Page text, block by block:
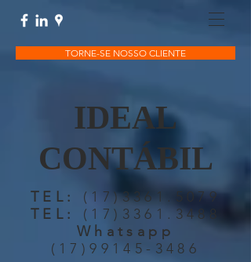
TORNE-SE NOSSO CLIENTE
IDEAL
CONTÁBIL
TEL:
(17)3361.5079
TEL:
(17)3361.3488
Whatsapp
(17)99145-3486